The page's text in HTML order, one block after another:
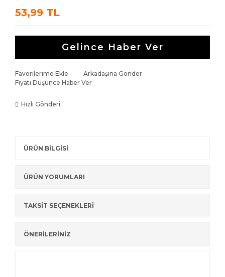
53,99 TL
Gelince Haber Ver
Favorilerime Ekle
Arkadaşına Gönder
Fiyatı Düşünce Haber Ver
Hızlı Gönderi
ÜRÜN BİLGİSİ
ÜRÜN YORUMLARI
TAKSİT SEÇENEKLERİ
ÖNERİLERİNİZ